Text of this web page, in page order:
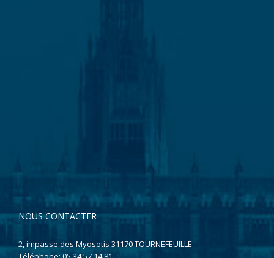
NOUS CONTACTER
2, impasse des Myosotis 31170 TOURNEFEUILLE